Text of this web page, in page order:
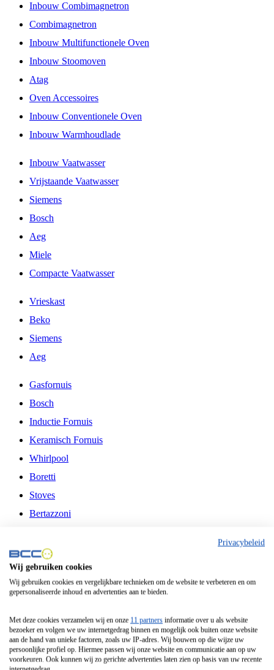
Inbouw Combimagnetron
Combimagnetron
Inbouw Multifunctionele Oven
Inbouw Stoomoven
Atag
Oven Accessoires
Inbouw Conventionele Oven
Inbouw Warmhoudlade
Inbouw Vaatwasser
Vrijstaande Vaatwasser
Siemens
Bosch
Aeg
Miele
Compacte Vaatwasser
Vrieskast
Beko
Siemens
Aeg
Gasfornuis
Bosch
Inductie Fornuis
Keramisch Fornuis
Whirlpool
Boretti
Stoves
Bertazzoni
Fitelli
Airfryer
Frituurpan
Contactgrill
Broodbakmachine
Broodrooster
Privacybeleid
Wij gebruiken cookies
Wij gebruiken cookies en vergelijkbare technieken om de website te verbeteren en om
gepersonaliseerde inhoud en advertenties aan te bieden.
Met deze cookies verzamelen wij en onze 11 partners informatie over u als website
bezoeker en volgen we uw internetgedrag binnen en mogelijk ook buiten onze website
aan de hand van unieke factoren, zoals uw IP-adres. Wij bouwen op die wijze uw
persoonlijke profiel op. Hiermee passen wij onze website en communicatie aan op uw
voorkeuren. Ook kunnen wij zo gerichte advertenties laten zien op basis van uw recente